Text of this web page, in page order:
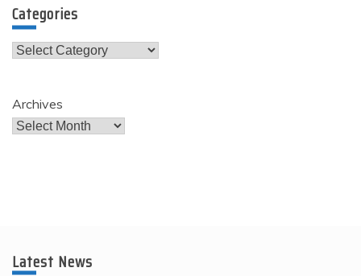
Categories
Categories
Archives
Latest News